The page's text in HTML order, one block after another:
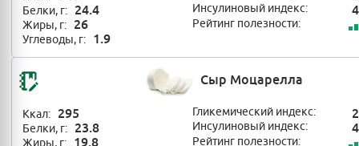
Белки, г: 24.4
Жиры, г: 26
Углеводы, г: 1.9
Инсулиновый индекс:
Рейтинг полезности:
Сыр Моцарелла
Ккал: 295
Белки, г: 23.8
Жиры, г: 19.8
Гликемический индекс:
Инсулиновый индекс:
Рейтинг полезности: